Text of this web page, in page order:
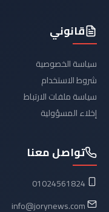
قانوني
سياسة الخصوصية
شروط الاستخدام
سياسة ملفات الارتباط
إخلاء المسؤولية
تواصل معنا
01024561824
info@jorynews.com